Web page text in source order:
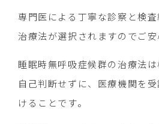
専門医による丁寧な診察と検
治療法が選択されますのでご安
睡眠時無呼吸症候群の治療法
自己判断せずに、医療機関を
けることです。